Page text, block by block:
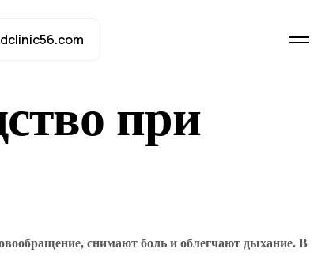
при
снимают боль и облегчают дыхание. В